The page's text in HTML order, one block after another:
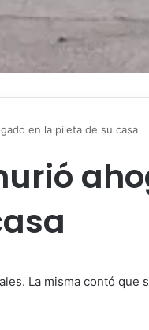
en la pileta de su casa
La misma contó que